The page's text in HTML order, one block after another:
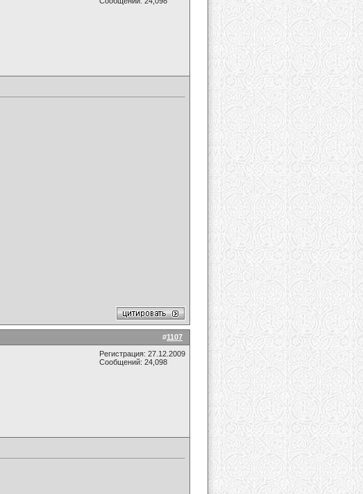
#1107
Регистрация: 27.12.2009
Сообщений: 24,098